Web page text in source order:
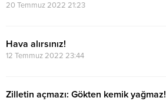
20 Temmuz 2022 21:23
Hava alırsınız!
12 Temmuz 2022 23:44
Zilletin açmazı: Gökten kemik yağmaz!